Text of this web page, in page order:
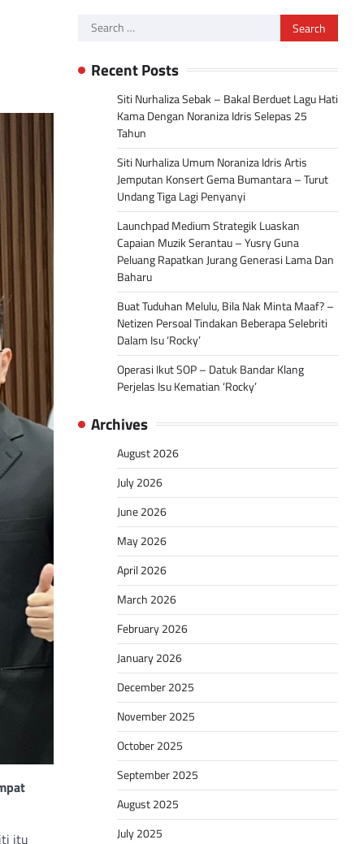
itu
Search
Recent Posts
Siti Nurhaliza Sebak – Bakal Berduet Lagu Hati
Kama Dengan Noraniza Idris Selepas 25
Tahun
Siti Nurhaliza Umum Noraniza Idris Artis
Jemputan Konsert Gema Bumantara – Turut
Undang Tiga Lagi Penyanyi
Launchpad Medium Strategik Luaskan
Capaian Muzik Serantau – Yusry Guna
Peluang Rapatkan Jurang Generasi Lama Dan
Baharu
Buat Tuduhan Melulu, Bila Nak Minta Maaf? –
Netizen Persoal Tindakan Beberapa Selebriti
Dalam Isu ‘Rocky’
Operasi Ikut SOP – Datuk Bandar Klang
Perjelas Isu Kematian ‘Rocky’
Archives
August 2026
July 2026
June 2026
May 2026
April 2026
March 2026
February 2026
January 2026
December 2025
November 2025
October 2025
September 2025
August 2025
July 2025